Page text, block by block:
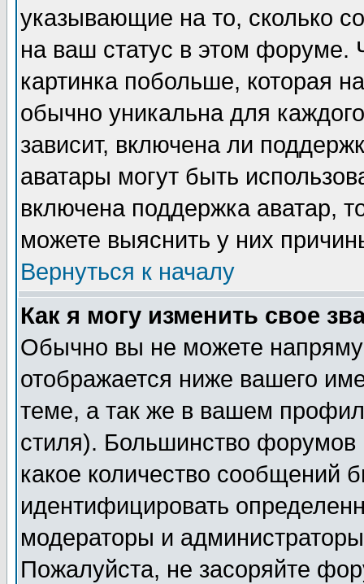
указывающие на то, сколько
на ваш статус в этом форуме.
картинка побольше, которая
обычно уникальна для
зависит, включена ли
аватары могут быть
включена поддержка аватар,
можете выяснить у них
Вернуться к началу
Как я могу изменить свое
Обычно вы не можете
отображается ниже вашего
теме, а так же в вашем
стиля). Большинство форумов
какое количество сообщений
идентифицировать
модераторы и
Пожалуйста, не засоряйте